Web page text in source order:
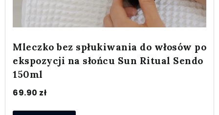
Mleczko bez spłukiwania do włosów po
ekspozycji na słońcu Sun Ritual Sendo
150ml
69.90 zł